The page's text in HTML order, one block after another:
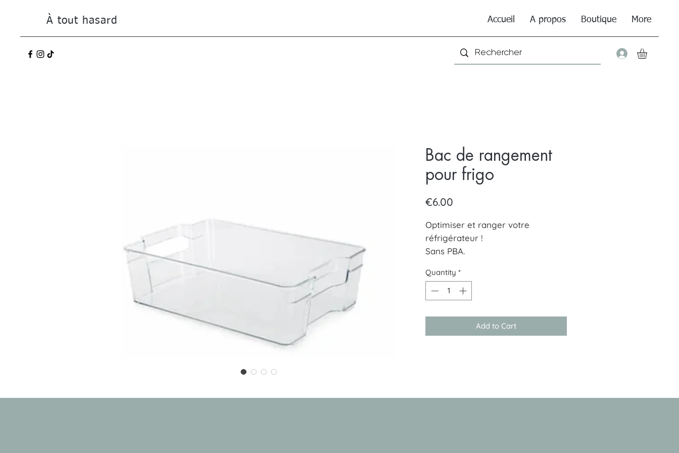
À tout hasard Accueil A propos Boutique More
Connexion
Bac de rangement
pour frigo
€6.00
Optimiser et ranger votre
réfrigérateur !
Sans PBA.
Hauteur : 15,2 cm
Quantity *
Add to Cart